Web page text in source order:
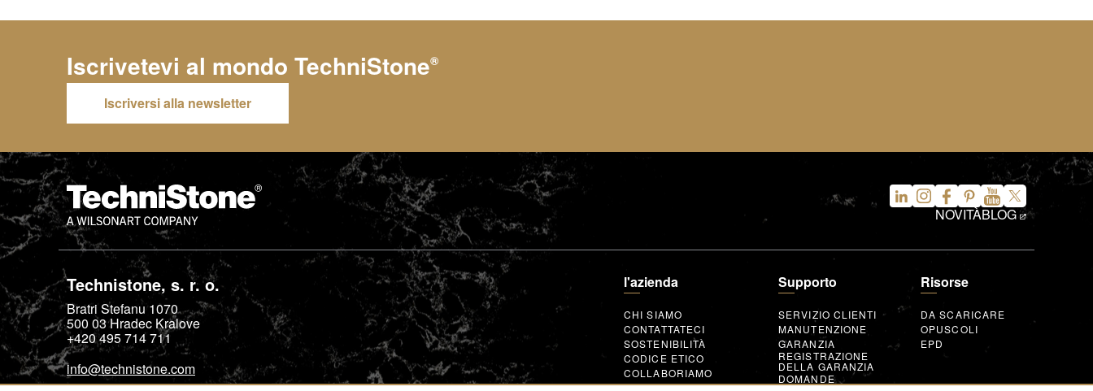
Iscrivetevi al mondo TechniStone®
Iscriversi alla newsletter
NOVITÀBLOG
Technistone, s. r. o.
Bratri Stefanu 1070
500 03 Hradec Kralove
+420 495 714 711
info@technistone.com
l'azienda
CHI SIAMO
CONTATTATECI
SOSTENIBILITÀ
CODICE ETICO
COLLABORIAMO
ASSOCIAZIONI
Supporto
SERVIZIO CLIENTI
MANUTENZIONE
GARANZIA
REGISTRAZIONE
DELLA GARANZIA
DOMANDE
Risorse
DA SCARICARE
OPUSCOLI
EPD